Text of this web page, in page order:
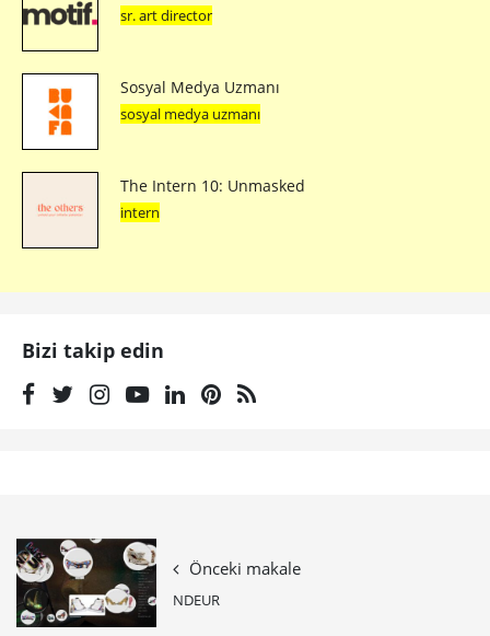
sr. art director
Sosyal Medya Uzmanı
sosyal medya uzmanı
The Intern 10: Unmasked
intern
Bizi takip edin
Önceki makale
NDEUR